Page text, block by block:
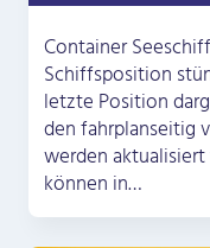
Container
Schiffsposition
letzte Position
den fahrplanseitig
werden
können in…